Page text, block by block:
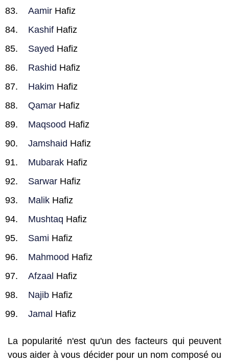
Aamir Hafiz
Kashif Hafiz
Sayed Hafiz
Rashid Hafiz
Hakim Hafiz
Qamar Hafiz
Maqsood Hafiz
Jamshaid Hafiz
Mubarak Hafiz
Sarwar Hafiz
Malik Hafiz
Mushtaq Hafiz
Sami Hafiz
Mahmood Hafiz
Afzaal Hafiz
Najib Hafiz
Jamal Hafiz
La popularité n'est qu'un des facteurs qui peuvent
vous aider à vous décider pour un nom composé ou